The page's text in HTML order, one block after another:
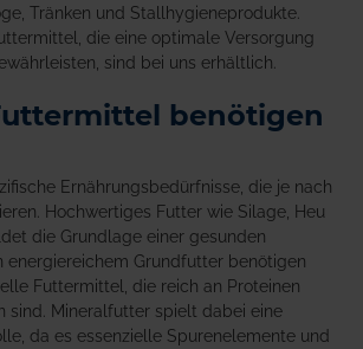
Tränken und Stallhygieneprodukte.
die eine optimale Versorgung
sind bei uns erhältlich.
benötigen
Ernährungsbedürfnisse, die je nach
Hochwertiges Futter wie Silage, Heu
die Grundlage einer gesunden
energiereichem Grundfutter benötigen
Futtermittel, die reich an Proteinen
sind. Mineralfutter spielt dabei eine
da es essenzielle Spurenelemente und